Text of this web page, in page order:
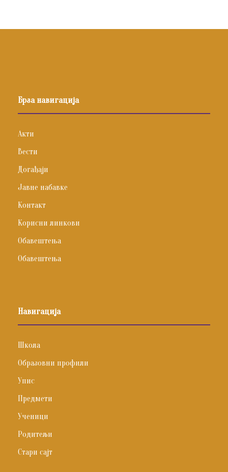
Брза навигација
Акти
Вести
Догађаји
Јавне набавке
Контакт
Корисни линкови
Обавештења
Обавештења
Навигација
Школа
Образовни профили
Упис
Предмети
Ученици
Родитељи
Стари сајт